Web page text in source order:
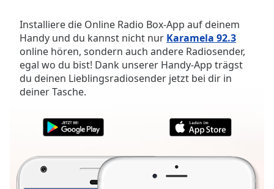
Mute
Current
Time0:00
Duration-:-
Loaded:
LIVE
live,
currently
behind
Installiere die Online Radio Box-App auf deinem
Handy und du kannst nicht nur Karamela 92.3
online hören, sondern auch andere Radiosender,
egal wo du bist! Dank unserer Handy-App trägst
du deinen Lieblingsradiosender jetzt bei dir in
deiner Tasche.